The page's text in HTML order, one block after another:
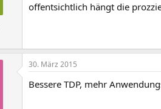
offentsichtlich hängt die
30. März 2015
Bessere TDP, mehr